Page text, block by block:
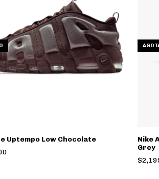
Uptempo Low Chocolate
Nike
Grey